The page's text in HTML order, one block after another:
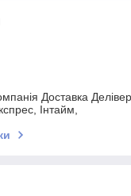
Доставка
Інтайм,